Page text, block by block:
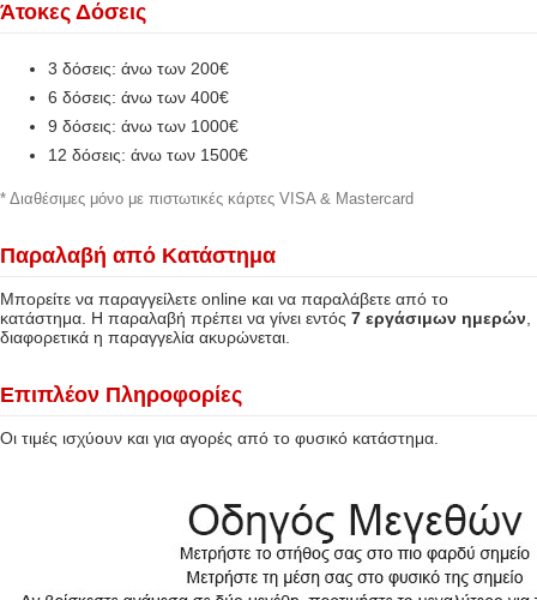
Άτοκες Δόσεις
3 δόσεις: άνω των 200€
6 δόσεις: άνω των 400€
9 δόσεις: άνω των 1000€
12 δόσεις: άνω των 1500€
* Διαθέσιμες μόνο με πιστωτικές κάρτες VISA & Mastercard
Παραλαβή από Κατάστημα
Μπορείτε να παραγγείλετε online και να παραλάβετε από το
κατάστημα. Η παραλαβή πρέπει να γίνει εντός 7 εργάσιμων ημερών
διαφορετικά η παραγγελία ακυρώνεται.
Επιπλέον Πληροφορίες
Οι τιμές ισχύουν και για αγορές από το φυσικό κατάστημα.